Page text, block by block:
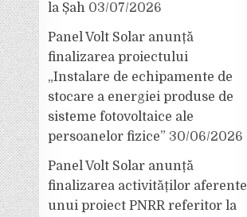
la Șah 03/07/2026
Panel Volt Solar anunță
finalizarea proiectului
„Instalare de echipamente de
stocare a energiei produse de
sisteme fotovoltaice ale
persoanelor fizice” 30/06/2026
Panel Volt Solar anunță
finalizarea activităților aferente
unui proiect PNRR referitor la